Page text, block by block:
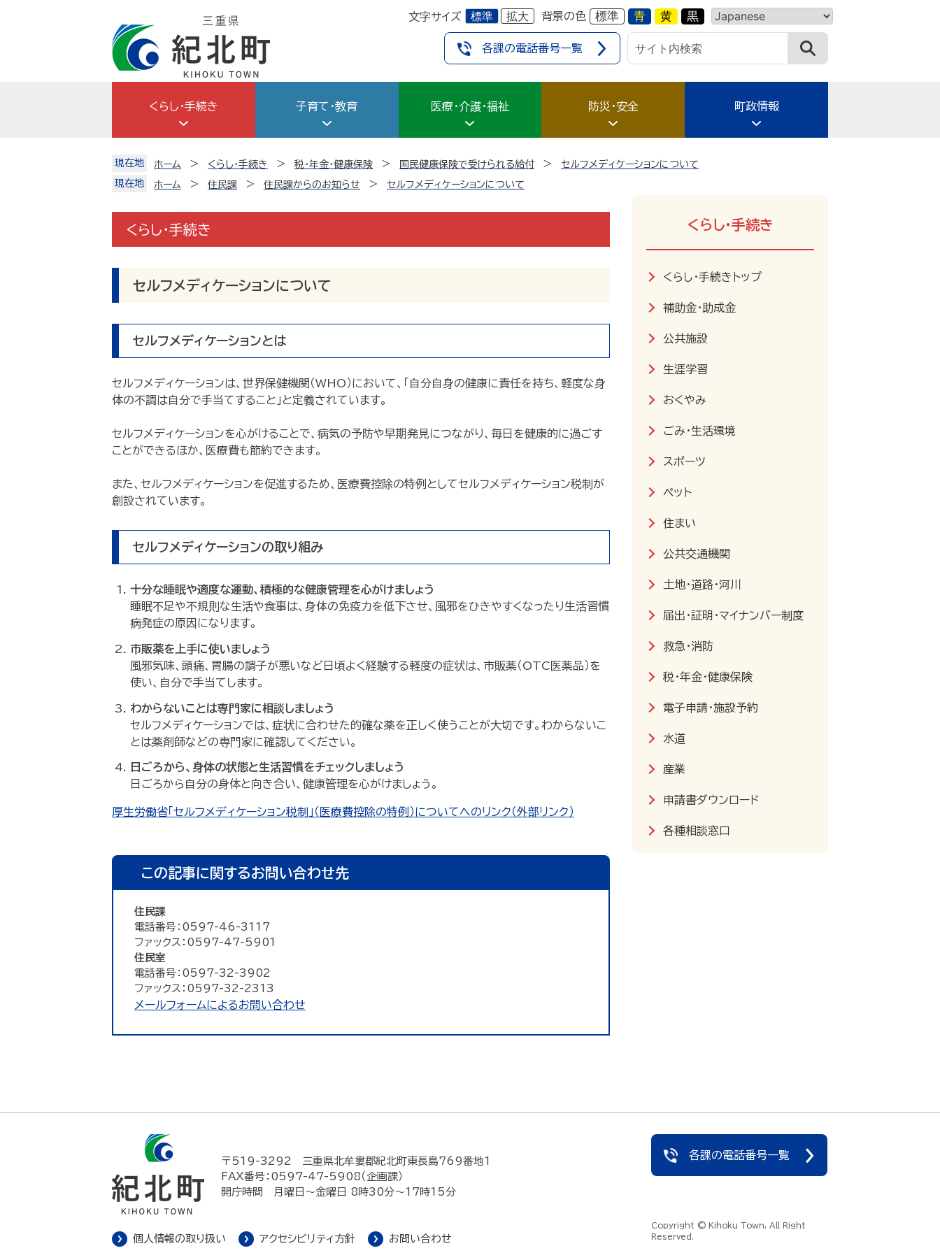
文字サイズ 標準 拡大 背景の色 標準 青 黄 黒
各課の電話番号一覧
くらし・手続き 子育て・教育 医療・介護・福祉 防災・安全 町政情報
現在地 ホーム くらし・手続き 税・年金・健康保険 国民健康保険で受けられる給付
セルフメディケーションについて
現在地
ホーム 住民課 住民課からのお知らせ セルフメディケーションについて
くらし・手続き
セルフメディケーションについて
セルフメディケーションとは
セルフメディケーションは、世界保健機関（WHO）において、「自分自身の健康に責任を持ち、軽度な身
体の不調は自分で手当てすること」と定義されています。
セルフメディケーションを心がけることで、病気の予防や早期発見につながり、毎日を健康的に過ごす
ことができるほか、医療費も節約できます。
また、セルフメディケーションを促進するため、医療費控除の特例としてセルフメディケーション税制が
創設されています。
セルフメディケーションの取り組み
十分な睡眠や適度な運動、積極的な健康管理を心がけましょう
睡眠不足や不規則な生活や食事は、身体の免疫力を低下させ、風邪をひきやすくなったり生活習慣
病発症の原因になります。
市販薬を上手に使いましょう
風邪気味、頭痛、胃腸の調子が悪いなど日頃よく経験する軽度の症状は、市販薬（OTC医薬品）を
使い、自分で手当てします。
わからないことは専門家に相談しましょう
セルフメディケーションでは、症状に合わせた的確な薬を正しく使うことが大切です。わからないこ
とは薬剤師などの専門家に確認してください。
日ごろから、身体の状態と生活習慣をチェックしましょう
日ごろから自分の身体と向き合い、健康管理を心がけましょう。
厚生労働省「セルフメディケーション税制」（医療費控除の特例）についてへのリンク（外部リンク）
この記事に関するお問い合わせ先
住民課
電話番号：0597-46-3117
ファックス：0597-47-5901
住民室
電話番号：0597-32-3902
ファックス：0597-32-2313
メールフォームによるお問い合わせ
くらし・手続き
くらし・手続きトップ
補助金・助成金
公共施設
生涯学習
おくやみ
ごみ・生活環境
スポーツ
ペット
住まい
公共交通機関
土地・道路・河川
届出・証明・マイナンバー制度
救急・消防
税・年金・健康保険
電子申請・施設予約
水道
産業
申請書ダウンロード
各種相談窓口
〒519-3292
三重県北牟婁郡紀北町東長島769番地1
FAX番号：0597-47-5908（企画課）
開庁時間 月曜日～金曜日 8時30分～17時15分
個人情報の取り扱い アクセシビリティ方針 お問い合わせ
各課の電話番号一覧
Copyright © Kihoku Town, All Right
Reserved.